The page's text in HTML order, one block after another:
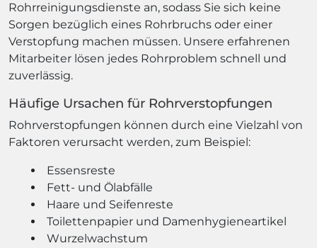
Rohrreinigungsdienste an, sodass Sie sich keine
Sorgen bezüglich eines Rohrbruchs oder einer
Verstopfung machen müssen. Unsere erfahrenen
Mitarbeiter lösen jedes Rohrproblem schnell und
zuverlässig.
Häufige Ursachen für Rohrverstopfungen
Rohrverstopfungen können durch eine Vielzahl von
Faktoren verursacht werden, zum Beispiel:
Essensreste
Fett- und Ölabfälle
Haare und Seifenreste
Toilettenpapier und Damenhygieneartikel
Wurzelwachstum